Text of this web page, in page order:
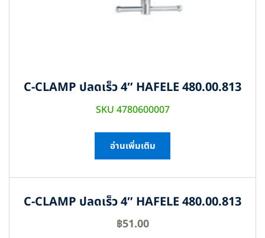
C-CLAMP ปลดเร็ว 4″ HAFELE 480.00.813
SKU 4780600007
อ่านเพิ่มเติม
C-CLAMP ปลดเร็ว 4″ HAFELE 480.00.813
฿51.00